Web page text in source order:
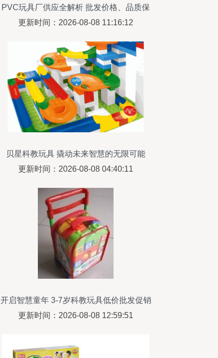
PVC玩具厂供应全解析 批发价格、品质保
障与科教玩具优选指南
更新时间：2026-08-08 11:16:12
贝星科教玩具 撬动未来智慧的无限可能
更新时间：2026-08-08 04:40:11
开启智慧童年 3-7岁科教玩具低价批发促销
指南
更新时间：2026-08-08 12:59:51